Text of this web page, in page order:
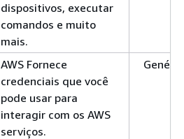
dispositivos, executar
comandos e muito
mais.
AWS Fornece
credenciais que você
pode usar para
interagir com os AWS
serviços.